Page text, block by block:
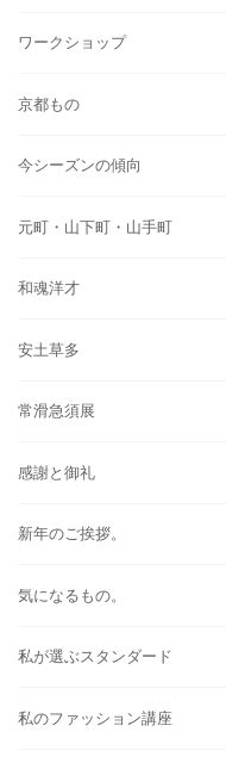
ワークショップ
京都もの
今シーズンの傾向
元町・山下町・山手町
和魂洋才
安土草多
常滑急須展
感謝と御礼
新年のご挨拶。
気になるもの。
私が選ぶスタンダード
私のファッション講座